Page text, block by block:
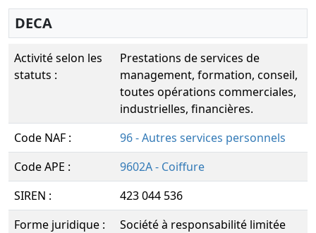
DECA
Activité selon les
statuts :
Prestations de services de
management, formation, conseil,
toutes opérations commerciales,
industrielles, financières.
Code NAF :
96 - Autres services personnels
Code APE :
9602A - Coiffure
SIREN :
423 044 536
Forme juridique :
Société à responsabilité limitée